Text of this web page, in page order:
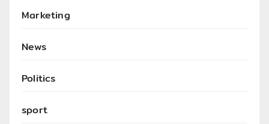
Marketing
News
Politics
sport